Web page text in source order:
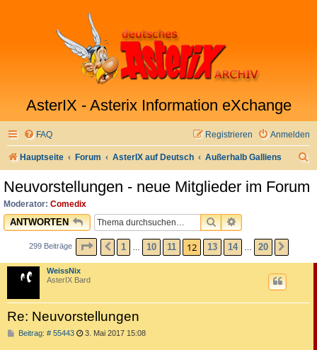
AsterIX - Asterix Information eXchange
FAQ Anmelden
Registrieren
Hauptseite Forum AsterIX auf Deutsch Außerhalb Galliens
Neuvorstellungen - neue Mitglieder im Forum
Moderator: Comedix
ANTWORTEN SUCHEERWEITERTE
299 Beiträge SEITE12 VON 20
VORHERIGE
1 10 11 12 13 14 20
WeissNix
AsterIX Bard
Re: Neuvorstellungen
Beitrag: # 55443B 3. Mai 2017 15:08